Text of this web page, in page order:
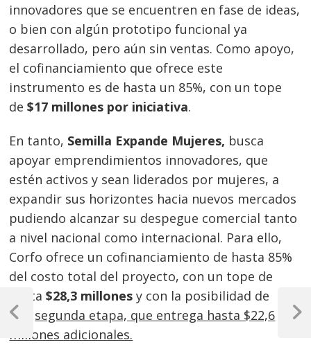
innovadores que se encuentren en fase de ideas,
o bien con algún prototipo funcional ya
desarrollado, pero aún sin ventas. Como apoyo,
el cofinanciamiento que ofrece este
instrumento es de hasta un 85%, con un tope
de$17 millones por iniciativa.
En tanto, Semilla Expande Mujeres, busca
apoyar emprendimientos innovadores, que
estén activos y sean liderados por mujeres, a
expandir sus horizontes hacia nuevos mercados
pudiendo alcanzar su despegue comercial tanto
a nivel nacional como internacional. Para ello,
Corfo ofrece un cofinanciamiento de hasta 85%
del costo total del proyecto, con un tope de
hasta$28,3 millones y con la posibilidad de
una segunda etapa, que entrega hasta $22,6
millones adicionales.
Navegación
de
Previous
Next